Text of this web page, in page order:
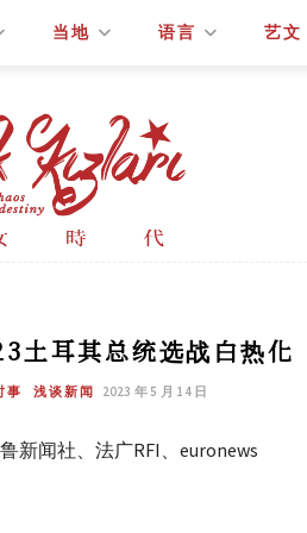
当地 语言 艺文
土耳其总统选战白热化
事 浅谈新闻 2023 年 5 月 14 日
新闻社、法广RFI、euronews